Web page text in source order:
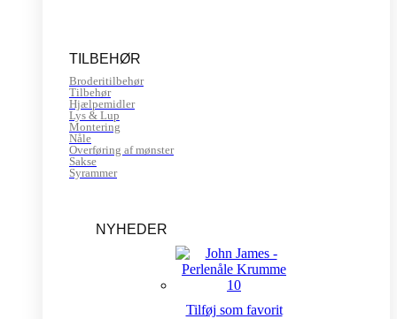
TILBEHØR
Broderitilbehør
Tilbehør
Hjælpemidler
Lys & Lup
Montering
Nåle
Overføring af mønster
Sakse
Syrammer
NYHEDER
Tilføj som favorit